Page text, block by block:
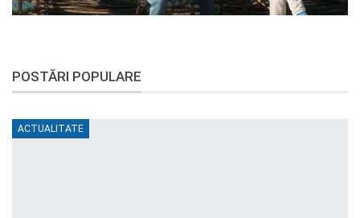
POSTĂRI POPULARE
ACTUALITATE